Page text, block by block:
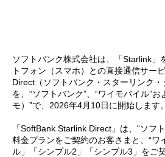
ソフトバンク株式会社は、「Starlink」
トフォン（スマホ）との直接通信サー
Direct（ソフトバンク・スターリンク
を、“ソフトバンク”、“ワイモバイル”
モ）”で、2026年4月10日に開始します。
「SoftBank Starlink Direct」は、“ソフ
料金プランをご契約のお客さまと、“ワ
ル」「シンプル2」「シンプル3」をご